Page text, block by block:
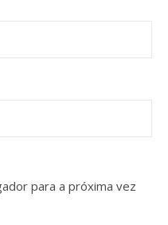
para a próxima vez